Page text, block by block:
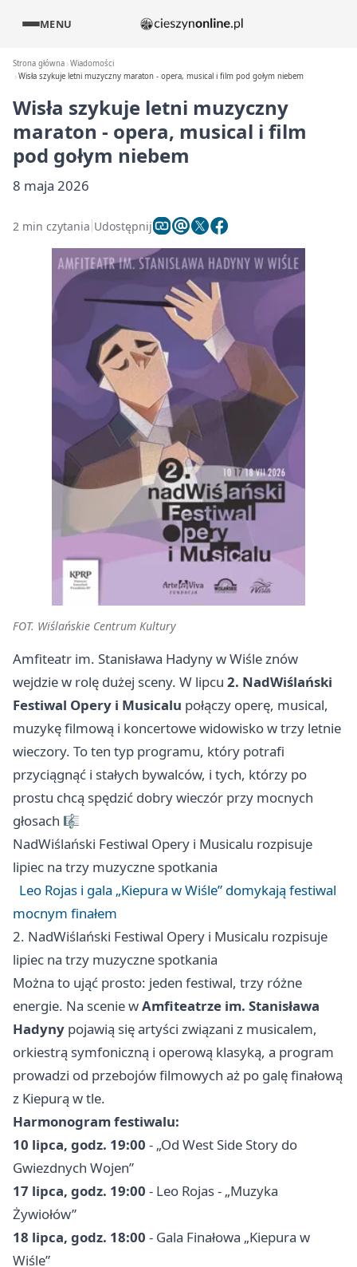
MENU
Strona główna Wiadomości
Wisła szykuje letni muzyczny maraton - opera, musical i film pod gołym niebem
Wisła szykuje letni muzyczny
maraton - opera, musical i film
pod gołym niebem
8 maja 2026
2 min czytania Udostępnij
FOT. Wiślańskie Centrum Kultury
Amfiteatr im. Stanisława Hadyny w Wiśle znów
wejdzie w rolę dużej sceny. W lipcu 2. NadWiślański
Festiwal Opery i Musicalu połączy operę, musical,
muzykę filmową i koncertowe widowisko w trzy letnie
wieczory. To ten typ programu, który potrafi
przyciągnąć i stałych bywalców, i tych, którzy po
prostu chcą spędzić dobry wieczór przy mocnych
głosach 🎼
NadWiślański Festiwal Opery i Musicalu rozpisuje
lipiec na trzy muzyczne spotkania
Leo Rojas i gala „Kiepura w Wiśle” domykają festiwal
mocnym finałem
2. NadWiślański Festiwal Opery i Musicalu rozpisuje
lipiec na trzy muzyczne spotkania
Można to ująć prosto: jeden festiwal, trzy różne
energie. Na scenie wAmfiteatrze im. Stanisława
Hadyny pojawią się artyści związani z musicalem,
orkiestrą symfoniczną i operową klasyką, a program
prowadzi od przebojów filmowych aż po galę finałową
z Kiepurą w tle.
Harmonogram festiwalu:
10 lipca, godz. 19:00 - „Od West Side Story do
Gwiezdnych Wojen”
17 lipca, godz. 19:00 - Leo Rojas - „Muzyka
Żywiołów”
18 lipca, godz. 18:00 - Gala Finałowa „Kiepura w
Wiśle”